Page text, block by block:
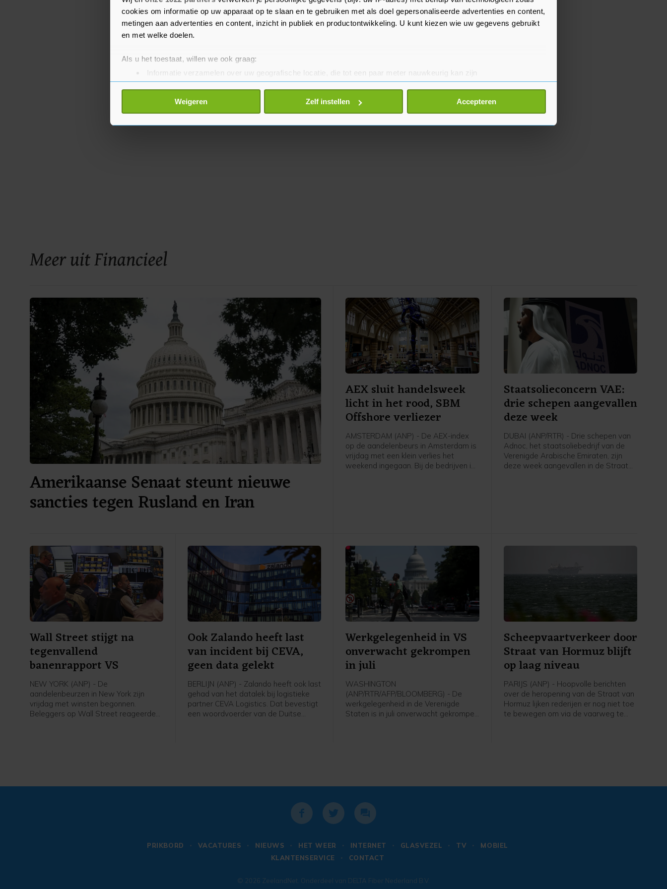
cookies om informatie op uw apparaat op te slaan en te gebruiken met als doel gepersonaliseerde advertenties en content,
metingen aan advertenties en content, inzicht in publiek en productontwikkeling. U kunt kiezen wie uw gegevens gebruikt
en met welke doelen.
Als u het toestaat, willen we ook graag:
Informatie verzamelen over uw geografische locatie, die tot een paar meter nauwkeurig kan zijn
Uw apparaat identificeren door het actief te scannen op specifieke eigenschappen (fingerprinting)
Lees meer over hoe uw persoonlijke gegevens worden verwerkt en stel uw voorkeuren in het
detailgedeelte
toestemming op elk moment wijzigen of intrekken in de Cookieverklaring.
Weigeren Zelf instellen Accepteren
dan in 1990.
Meer uit Financieel
Amerikaanse Senaat steunt nieuwe
sancties tegen Rusland en Iran
AEX sluit handelsweek
licht in het rood, SBM
Offshore verliezer
AMSTERDAM (ANP) - De AEX-index
op de aandelenbeurs in Amsterdam is
vrijdag met een klein verlies het
weekend ingegaan. Bij de bedrijven in
belangrijke Amerikaanse
banenrapport, dat veel zwakker uitviel
dan verwacht.
Staatsolieconcern VAE:
drie schepen aangevallen
deze week
DUBAI (ANP/RTR) - Drie schepen van
Adnoc, het staatsoliebedrijf van de
Verenigde Arabische Emiraten, zijn
deze week aangevallen in de Straat
Wall Street stijgt na
tegenvallend
banenrapport VS
NEW YORK (ANP) - De
aandelenbeurzen in New York zijn
vrijdag met winsten begonnen.
Beleggers op Wall Street reageerden
Ook Zalando heeft last
van incident bij CEVA,
geen data gelekt
BERLIJN (ANP) - Zalando heeft ook last
gehad van het datalek bij logistieke
partner CEVA Logistics. Dat bevestigt
een woordvoerder van de Duitse
Werkgelegenheid in VS
onverwacht gekrompen
in juli
WASHINGTON
(ANP/RTR/AFP/BLOOMBERG) - De
werkgelegenheid in de Verenigde
Staten is in juli onverwacht gekrompen
banen. Voor die maand werd eerder
een groei met 57.000 arbeidsplaatsen
gemeld.
Scheepvaartverkeer door
Straat van Hormuz blijft
op laag niveau
PARIJS (ANP) - Hoopvolle berichten
over de heropening van de Straat van
Hormuz lijken rederijen er nog niet toe
te bewegen om via de vaarweg te
PRIKBORD VACATURES NIEUWS HET WEER INTERNET GLASVEZEL TV
MOBIEL
KLANTENSERVICE
CONTACT
© 2026 ZeelandNet . Onderdeel van DELTA Fiber Nederland B.V.